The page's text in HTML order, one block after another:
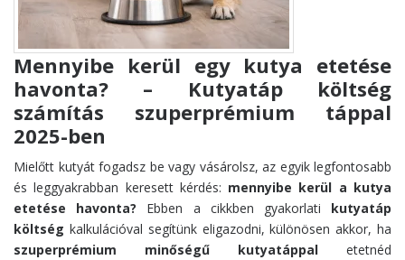
Mennyibe kerül egy kutya etetése
havonta? – Kutyatáp költség
számítás szuperprémium táppal
2025-ben
Mielőtt kutyát fogadsz be vagy vásárolsz, az egyik legfontosabb
és leggyakrabban keresett kérdés: mennyibe kerül a kutya
etetése havonta? Ebben a cikkben gyakorlati kutyatáp
költség kalkulációval segítünk eligazodni, különösen akkor, ha
szuperprémium minőségű kutyatáppal etetnéd